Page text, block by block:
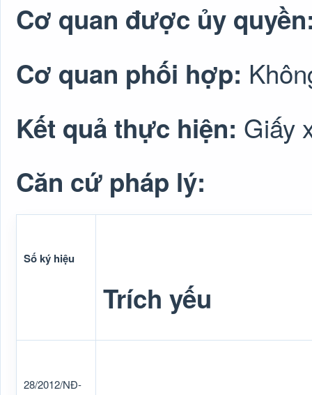
Cơ quan được ủy
Cơ quan phối hợp:
Kết quả thực hiện: Giấy
Căn cứ pháp lý:
Số ký hiệu
Trích yếu
28/2012/NĐ-